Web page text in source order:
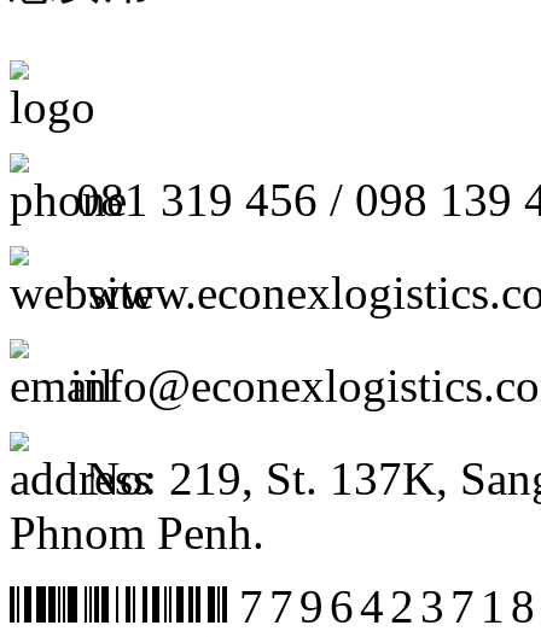
081 319 456 / 098 139
No: 219, St. 137K,
Phnom Penh.
7796423718